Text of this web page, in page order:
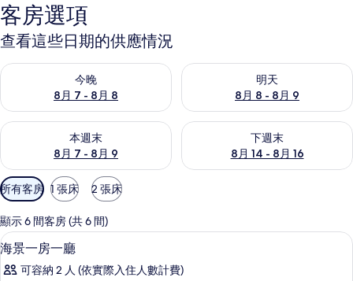
客房選項
查看這些日期的供應情況
今晚
8月 7 - 8月 8
查看今晚 (8月 7 - 8月 8) 的供應情況
明天
8月 8 - 8月 9
查看明天 (8月 8 - 8月 9) 的供
本週末
8月 7 - 8月 9
查看本週末 (8月 7 - 8月 9) 的供應情況
下週末
8月 14 - 8月 16
查看下週末 (8月 14 - 8月 16)
可
用
的
客
房
篩
所有客房 1 張床 2 張床
顯示 6 間客房 (共 6 間)
顯
示
書桌、筆電工作空間、遮光布/窗簾、
10
海景一房一廳
可容納 2 人 (依實際入住人數計費)